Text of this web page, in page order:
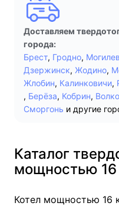
Доставляем
города:
Брест, Гродно, Могилев
Дзержинск, Жодино,
Жлобин, Калинковичи,
, Берёза, Кобрин,
Сморгонь и другие
Каталог
мощностью 16
Котел мощностью 16